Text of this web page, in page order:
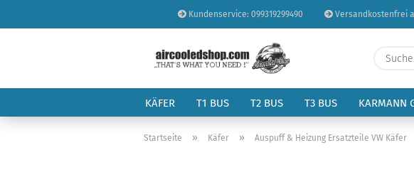
Kundenservice: 099319299490 Versandkostenfrei
KÄFER T1 BUS T2 BUS T3 BUS KARMANN
Startseite » Käfer » Auspuff & Heizung Ersatzteile VW Käfer